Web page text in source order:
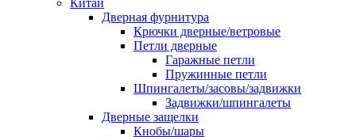
Китай
Дверная фурнитура
Крючки дверные/ветровые
Петли дверные
Гаражные петли
Пружинные петли
Шпингалеты/засовы/задвижки
Задвижки/шпингалеты
Дверные защелки
Кнобы/шары